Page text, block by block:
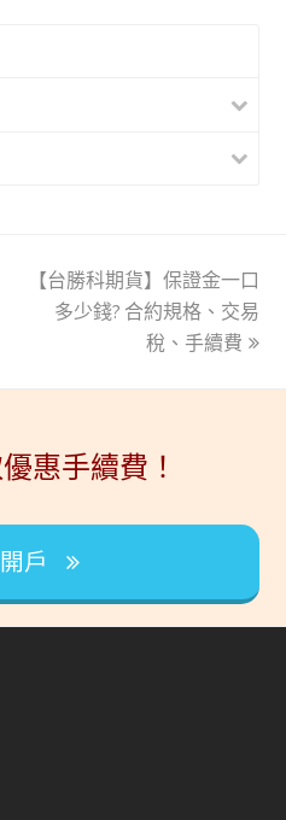
下
【台勝科期貨】保證金一口
多少錢? 合約規格、交易
稅、手續費
惠手續費！
戶